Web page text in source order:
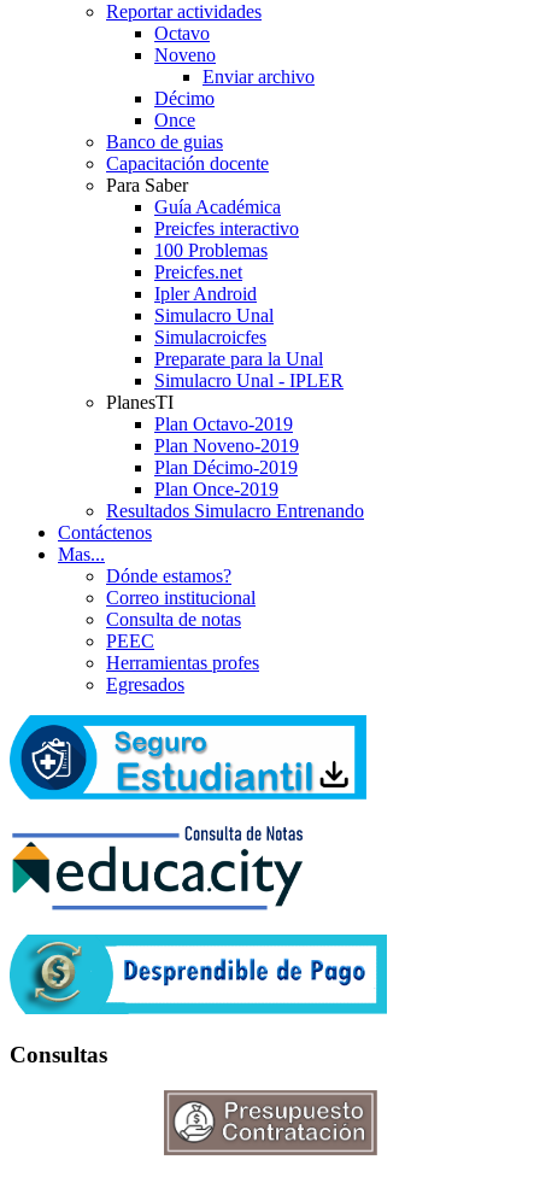
Reportar actividades
Octavo
Noveno
Enviar archivo
Décimo
Once
Banco de guias
Capacitación docente
Para Saber
Guía Académica
Preicfes interactivo
100 Problemas
Preicfes.net
Ipler Android
Simulacro Unal
Simulacroicfes
Preparate para la Unal
Simulacro Unal - IPLER
PlanesTI
Plan Octavo-2019
Plan Noveno-2019
Plan Décimo-2019
Plan Once-2019
Resultados Simulacro Entrenando
Contáctenos
Mas...
Dónde estamos?
Correo institucional
Consulta de notas
PEEC
Herramientas profes
Egresados
Consultas